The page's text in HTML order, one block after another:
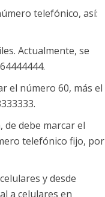
telefónico, así:
Actualmente, se
el número 60, más el
de debe marcar el
telefónico fijo, por
y desde
a celulares en